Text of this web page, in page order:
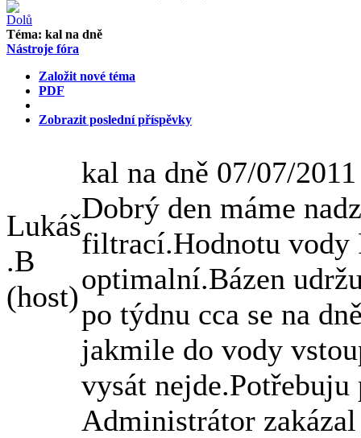
Téma: kal na dně
Nástroje fóra
Založit nové téma
PDF
Zobrazit poslední příspěvky
Lukáš
.B
(host)
kal na dně 07/07/
Dobrý den máme
filtrací.Hodnotu vody
optimalní.Bázen
po týdnu cca se na
jakmile do vody
vysát
Administrátor